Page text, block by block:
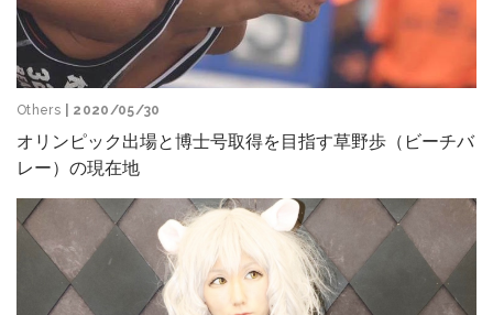
Others | 2020/05/30
オリンピック出場と博士号取得を目指す草野歩（ビーチバ
レー）の現在地